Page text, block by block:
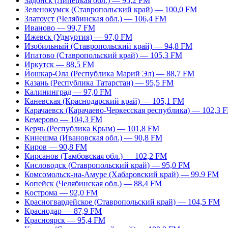
Зеленокумск (Ставропольский край) — 100,0 FM
Златоуст (Челябинская обл.) — 106,4 FM
Иваново — 99,7 FM
Ижевск (Удмуртия) — 97,0 FM
Изобильный (Ставропольский край) — 94,8 FM
Ипатово (Ставропольский край) — 105,3 FM
Иркутск — 88,5 FM
Йошкар-Ола (Республика Марий Эл) — 88,7 FM
Казань (Республика Татарстан) — 95,5 FM
Калининград — 97,0 FM
Каневская (Краснодарский край) — 105,1 FM
Карачаевск (Карачаево-Черкесская республика) — 102,3
Кемерово — 104,3 FM
Керчь (Республика Крым) — 101,8 FM
Кинешма (Ивановская обл.) — 90,8 FM
Киров — 90,8 FM
Кирсанов (Тамбовская обл.) — 102,2 FM
Кисловодск (Ставропольский край) — 95,0 FM
Комсомольск-на-Амуре (Хабаровский край) — 99,9 FM
Копейск (Челябинская обл.) — 88,4 FM
Кострома — 92,0 FM
Красногвардейское (Ставропольский край) — 104,5 FM
Краснодар — 87,9 FM
Красноярск — 95,4 FM